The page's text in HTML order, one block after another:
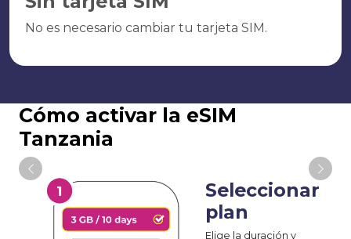
No es necesario cambiar tu tarjeta SIM.
Cómo activar la eSIM
Tanzania
Seleccionar
plan
Elige la duración y